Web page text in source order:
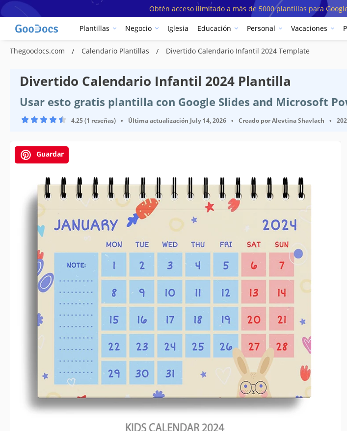
Obtén acceso ilimitado a más de 5000 plantillas para
Plantillas Negocio Iglesia Educación Personal Vacaciones
Thegoodocs.com Calendario Plantillas Divertido Calendario Infantil 2024 Template
Divertido Calendario Infantil 2024 Plantilla
Usar esto gratis plantilla con Google Slides and Microsoft
4.25 (1 reseñas) • Última actualización July 14, 2026 • Creado porAlevtina Shavlach •
Guardar